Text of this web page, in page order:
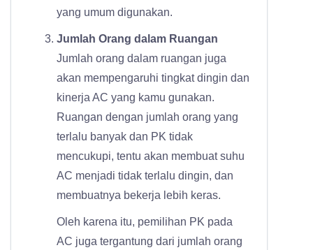
yang umum digunakan.
Jumlah Orang dalam Ruangan
Jumlah orang dalam ruangan juga
akan mempengaruhi tingkat dingin dan
kinerja AC yang kamu gunakan.
Ruangan dengan jumlah orang yang
terlalu banyak dan PK tidak
mencukupi, tentu akan membuat suhu
AC menjadi tidak terlalu dingin, dan
membuatnya bekerja lebih keras.
Oleh karena itu, pemilihan PK pada
AC juga tergantung dari jumlah orang